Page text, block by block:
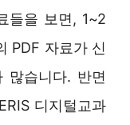
들을 보면, 1~2
PDF 자료가 신
많습니다. 반면
디지털교과